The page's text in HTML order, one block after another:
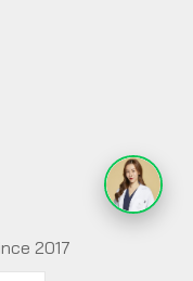
2017